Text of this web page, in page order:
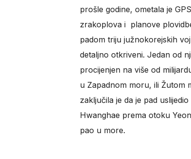
prošle godine, ometala je
zrakoplova i planove
padom triju južnokorejskih
detaljno otkriveni. Jedan od
procijenjen na više od
u Zapadnom moru, ili Žutom
zaključila je da je pad
Hwanghae prema otoku
pao u more.